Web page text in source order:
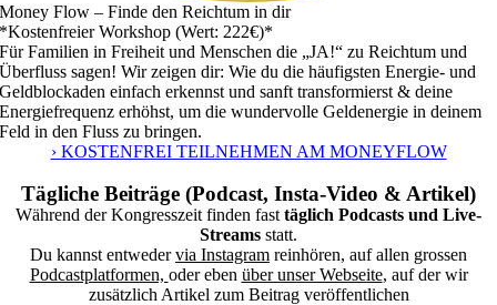
Money Flow – Finde den Reichtum in dir
*Kostenfreier Workshop (Wert: 222€)*
Für Familien in Freiheit und Menschen die „JA!“ zu Reichtum und
Überfluss sagen! Wir zeigen dir: Wie du die häufigsten Energie- und
Geldblockaden einfach erkennst und sanft transformierst & deine
Energiefrequenz erhöhst, um die wundervolle Geldenergie in deinem
Feld in den Fluss zu bringen.
› KOSTENFREI TEILNEHMEN AM MONEYFLOW
Tägliche Beiträge (Podcast, Insta-Video & Artikel)
Während der Kongresszeit finden fast täglich Podcasts und Live-
Streams statt.
Du kannst entwedervia Instagram reinhören, auf allen grossen
Podcastplatformen, oder eben über unser Webseite, auf der wir
zusätzlich Artikel zum Beitrag veröffentlichen